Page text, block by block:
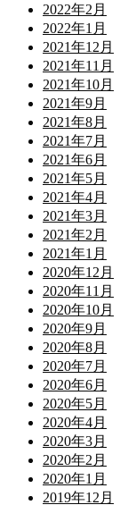
2022年2月
2022年1月
2021年12月
2021年11月
2021年10月
2021年9月
2021年8月
2021年7月
2021年6月
2021年5月
2021年4月
2021年3月
2021年2月
2021年1月
2020年12月
2020年11月
2020年10月
2020年9月
2020年8月
2020年7月
2020年6月
2020年5月
2020年4月
2020年3月
2020年2月
2020年1月
2019年12月